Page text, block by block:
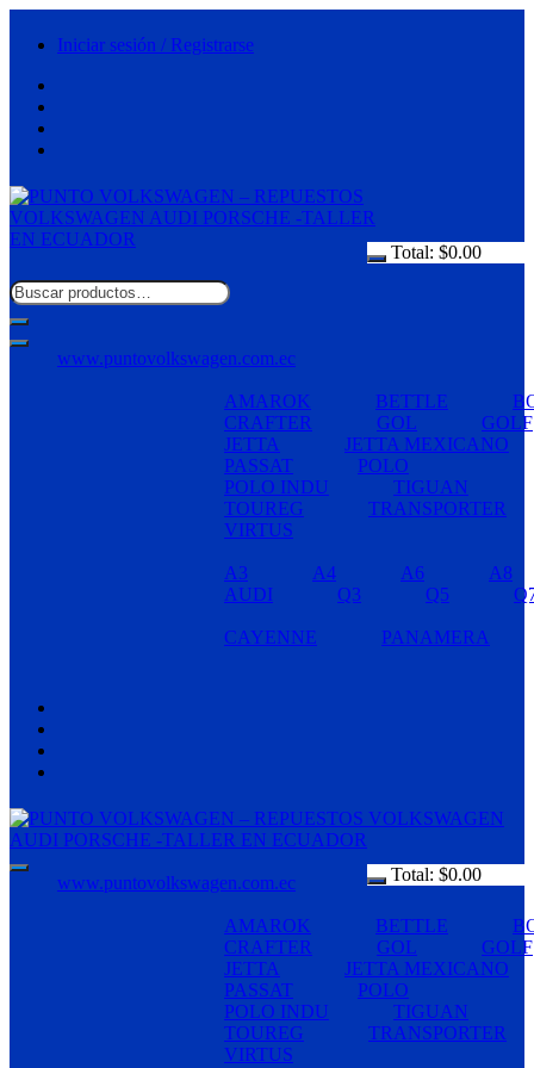
Iniciar sesión / Registrarse
Total: $0.00
www.puntovolkswagen.com.ec
AMAROK BETTLE
CRAFTER
GOL
GOLF
JETTA
JETTA MEXICANO
PASSAT
POLO
POLO INDU
TIGUAN
TOUREG
TRANSPORTER
VIRTUS
A3 A4 A6
A8
AUDI
Q3 Q5
CAYENNE PANAMERA
Total: $0.00
www.puntovolkswagen.com.ec
AMAROK BETTLE
CRAFTER
GOL
GOLF
JETTA
JETTA MEXICANO
PASSAT
POLO
POLO INDU
TIGUAN
TOUREG
TRANSPORTER
VIRTUS